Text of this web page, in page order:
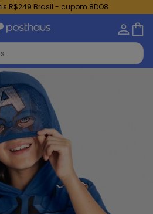
R$249 Brasil - cupom 8DO8